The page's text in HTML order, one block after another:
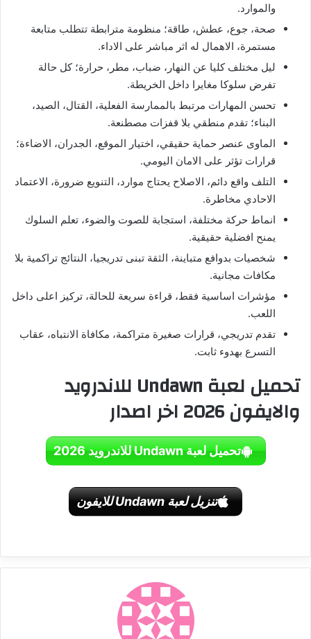
والموارد.
صحة، جوع، عطش، طاقة؛ منظومة مترابطة تتطلب متابعة
مستمرة، الاهمال له اثر مباشر على الاداء.
ليل مختلف كليا عن النهار، ضباب، مطر، حرارة؛ كل حالة
تفرض سلوكا مغايرا داخل الخريطة.
تحسن المهارات مرتبط بالممارسة الفعلية، القتال، الصيد،
البناء؛ تقدم منطقي بلا قفزات مصطنعة.
الماوى عنصر حماية حقيقي، اختيار الموقع، الجدران، الاضاءة؛
قرارات تؤثر على الامان اليومي.
التلف واقع دائم، الاصلاح يحتاج موارد، التنويع ضرورة، الاعتماد
الاحادي مخاطرة.
انماط حركة مختلفة، استجابة للصوت والضوء، تعلم السلوك
يمنح افضلية حقيقية.
شخصيات بدوافع متباينة، الثقة تبنى تدريجيا، النتائج تراكمية بلا
مكافات مجانية.
مؤشرات اساسية فقط، قراءة سريعة للحالة، تركيز اعلى داخل
اللعب.
تقدم تدريجي، قرارات صغيرة متراكمة، مكافاة الانتباه، عقاب
التسرع بهدوء ثابت.
تحميل لعبة Undawn للاندرويد
والايفون 2026 اخر اصدار
تحميل لعبة Undawn للاندرويد 2026
تنزيل لعبة Undawn للايفون